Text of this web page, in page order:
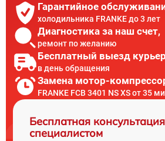
Гарантийное
холодильника FRANKE до 3 лет
Диагностика за наш счет,
ремонт по желанию
Бесплатный выезд
в день обращения
Замена мотор-
FRANKE FCB 3401 NS XS от 35
Бесплатная
специалистом